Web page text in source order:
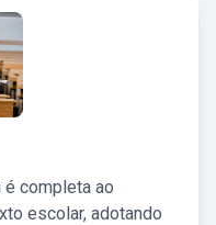
é completa ao
escolar, adotando